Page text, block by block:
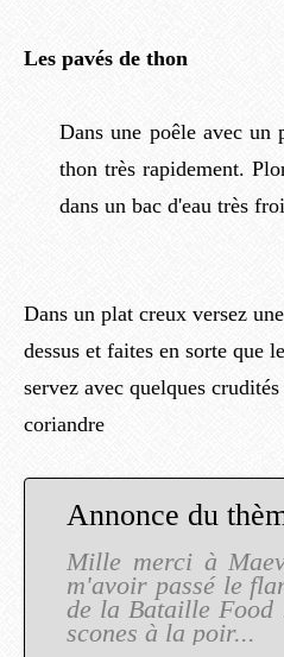
Les pavés de thon
Dans une poêle avec un
thon très rapidement.
dans un bac d'eau très
Dans un plat creux versez
dessus et faites en sorte que
servez avec quelques
coriandre
Annonce du
Mille merci à
m'avoir passé le
de la Bataille Food
scones à la poir...